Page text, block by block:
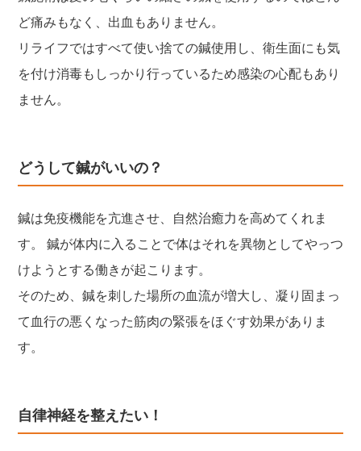
ど痛みもなく、出血もありません。
リライフではすべて使い捨ての鍼使用し、衛生面にも気
を付け消毒もしっかり行っているため感染の心配もあり
ません。
どうして鍼がいいの？
鍼は免疫機能を亢進させ、自然治癒力を高めてくれま
す。 鍼が体内に入ることで体はそれを異物としてやっつ
けようとする働きが起こります。
そのため、鍼を刺した場所の血流が増大し、凝り固まっ
て血行の悪くなった筋肉の緊張をほぐす効果がありま
す。
自律神経を整えたい！